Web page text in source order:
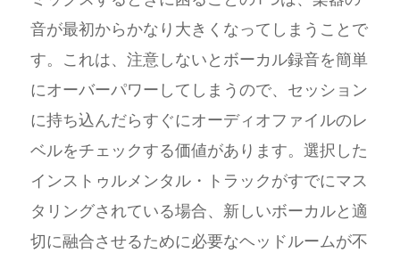
音が最初からかなり大きくなってしまうことで
す。これは、注意しないとボーカル録音を簡単
にオーバーパワーしてしまうので、セッション
に持ち込んだらすぐにオーディオファイルのレ
ベルをチェックする価値があります。選択した
インストゥルメンタル・トラックがすでにマス
タリングされている場合、新しいボーカルと適
切に融合させるために必要なヘッドルームが不